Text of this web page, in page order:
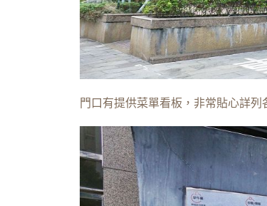
門口有提供菜單看板，非常貼心詳